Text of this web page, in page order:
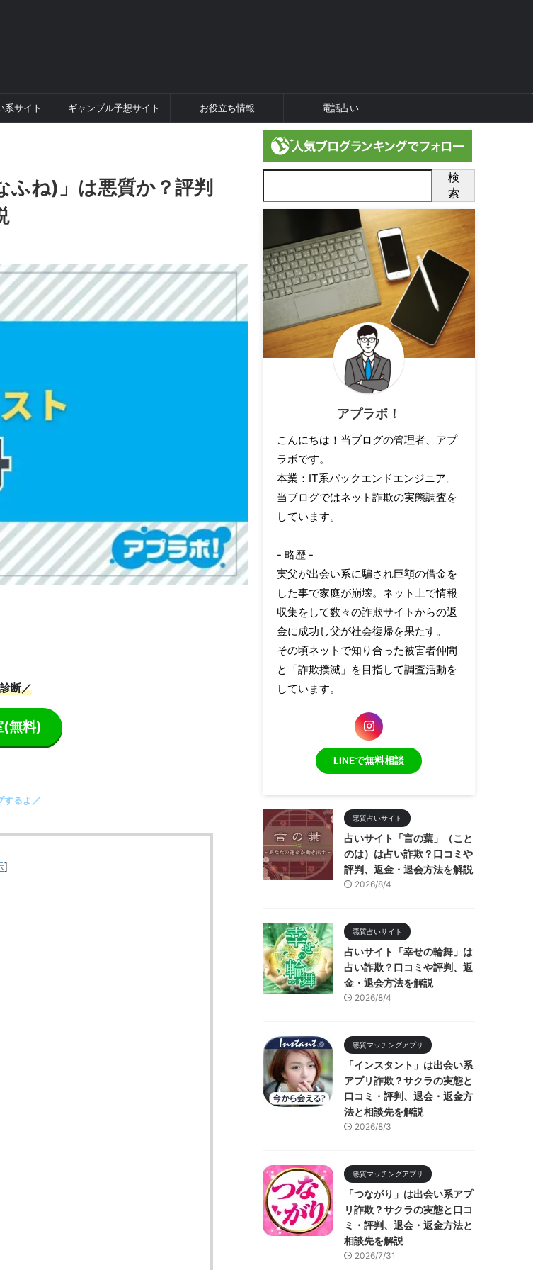
系サイト ギャンブル予想サイト お役立ち情報 電話占い
ふね)」は悪質か？評判
断／
(無料)
するよ／
]
検
索
アプラボ！
こんにちは！当ブログの管理者、アプ
ラボです。
本業：IT系バックエンドエンジニア。
当ブログではネット詐欺の実態調査を
しています。
- 略歴 -
実父が出会い系に騙され巨額の借金を
した事で家庭が崩壊。ネット上で情報
収集をして数々の詐欺サイトからの返
金に成功し父が社会復帰を果たす。
その頃ネットで知り合った被害者仲間
と「詐欺撲滅」を目指して調査活動を
しています。
LINEで無料相談
悪質占いサイト
占いサイト「言の葉」（こと
のは）は占い詐欺？口コミや
評判、返金・退会方法を解説
2026/8/4
悪質占いサイト
占いサイト「幸せの輪舞」は
占い詐欺？口コミや評判、返
金・退会方法を解説
2026/8/4
悪質マッチングアプリ
「インスタント」は出会い系
アプリ詐欺？サクラの実態と
口コミ・評判、退会・返金方
法と相談先を解説
2026/8/3
悪質マッチングアプリ
「つながり」は出会い系アプ
リ詐欺？サクラの実態と口コ
ミ・評判、退会・返金方法と
相談先を解説
2026/7/31